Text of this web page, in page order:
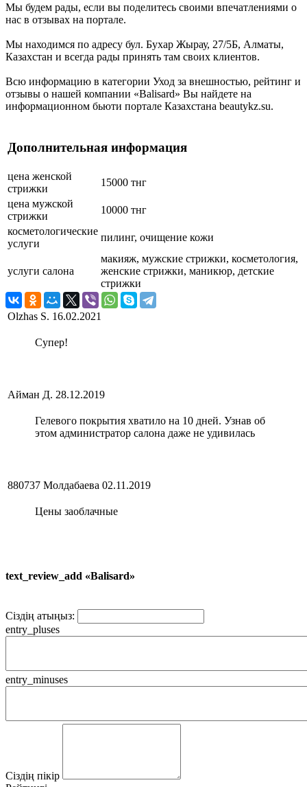
Мы будем рады, если вы поделитесь своими впечатлениями о
нас в отзывах на портале.
Мы находимся по адресу бул. Бухар Жырау, 27/5Б, Алматы,
Казахстан и всегда рады принять там своих клиентов.
Всю информацию в категории Уход за внешностью, рейтинг и
отзывы о нашей компании «Balisard» Вы найдете на
информационном бьюти портале Казахстана beautykz.su.
Дополнительная информация
цена женской
стрижки
15000 тнг
цена мужской
стрижки
10000 тнг
косметологические
услуги
пилинг, очищение кожи
услуги салона
макияж, мужские стрижки, косметология,
женские стрижки, маникюр, детские
стрижки
Olzhas S. 16.02.2021
Супер!
Айман Д. 28.12.2019
Гелевого покрытия хватило на 10 дней. Узнав об
этом администратор салона даже не удивилась
880737 Молдабаева 02.11.2019
Цены заоблачные
text_review_add «Balisard»
Сіздің атыңыз:
entry_pluses
entry_minuses
Сіздің пікір